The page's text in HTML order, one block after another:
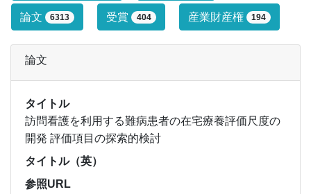
論文 6313 受賞 404 産業財産権 194
論文
タイトル
訪問看護を利用する難病患者の在宅療養評価尺度の
開発 評価項目の探索的検討
タイトル（英）
参照URL